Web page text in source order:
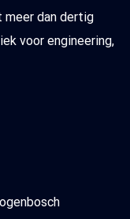
meer dan dertig
voor engineering,